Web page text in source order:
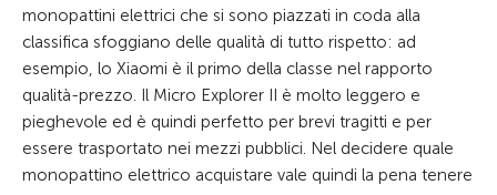
monopattini elettrici che si sono piazzati in coda alla
classifica sfoggiano delle qualità di tutto rispetto: ad
esempio, lo Xiaomi è il primo della classe nel rapporto
qualità-prezzo. Il Micro Explorer II è molto leggero e
pieghevole ed è quindi perfetto per brevi tragitti e per
essere trasportato nei mezzi pubblici. Nel decidere quale
monopattino elettrico acquistare vale quindi la pena tenere